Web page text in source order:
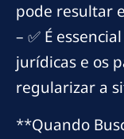
pode resultar
– ✅ É
jurídicas e os
regularizar a
**Quando